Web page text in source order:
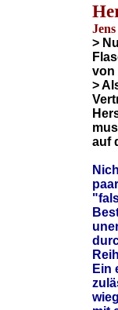
>
von
>
auf
Ein